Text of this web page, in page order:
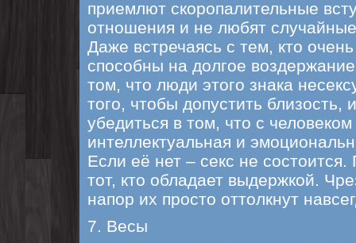
приемлют скоропалительные
отношения и не любят
Даже встречаясь с тем, кто
способны на долгое
том, что люди этого знака
того, чтобы допустить близость,
убедиться в том, что с человеком
интеллектуальная и
Если её нет – секс не
тот, кто обладает выдержкой.
напор их просто оттолкнут
7. Весы